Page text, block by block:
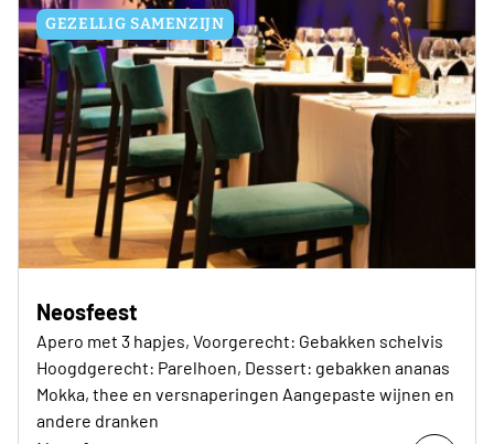
GEZELLIG SAMENZIJN
Neosfeest
Apero met 3 hapjes, Voorgerecht: Gebakken schelvis
Hoogdgerecht: Parelhoen, Dessert: gebakken ananas
Mokka, thee en versnaperingen Aangepaste wijnen en
andere dranken